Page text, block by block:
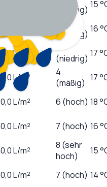
(niedrig) 15
(niedrig) 16
0,0L/m²
2
(niedrig) 17
0,0L/m²
4
(mäßig) 17
0,0L/m² 6 (hoch) 18
0,0L/m² 7 (hoch) 16
0,0L/m²
8 (sehr
hoch)
15
0,0L/m² 7 (hoch) 14